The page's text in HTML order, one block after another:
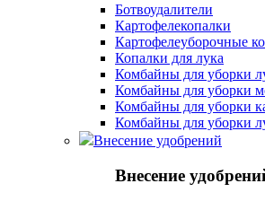
Ботвоудалители
Картофелекопалки
Картофелеуборочные
Копалки для лука
Комбайны для уборки
Комбайны для уборки
Комбайны для уборки
Комбайны для уборки
Внесение удобрений
Внесение